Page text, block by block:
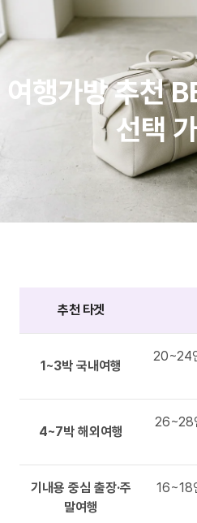
여행가방 추천
선택
추천 타겟
1~3박 국내여행
20~24
4~7박 해외여행
26~28
기내용 중심 출장·주
말여행
16~18